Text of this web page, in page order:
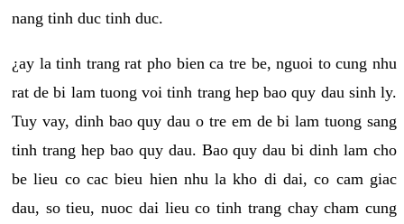
nang tinh duc tinh duc.
¿ay la tinh trang rat pho bien ca tre be, nguoi to cung nhu
rat de bi lam tuong voi tinh trang hep bao quy dau sinh ly.
Tuy vay, dinh bao quy dau o tre em de bi lam tuong sang
tinh trang hep bao quy dau. Bao quy dau bi dinh lam cho
be lieu co cac bieu hien nhu la kho di dai, co cam giac
dau, so tieu, nuoc dai lieu co tinh trang chay cham cung